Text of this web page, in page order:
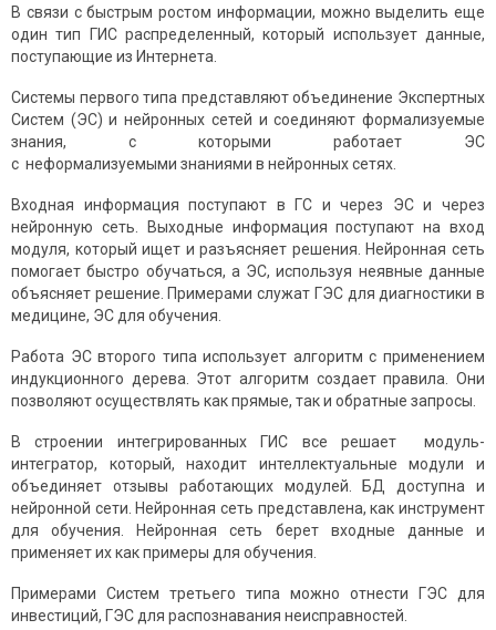
В связи с быстрым ростом информации, можно выделить еще
один тип ГИС распределенный, который использует данные,
поступающие из Интернета.
Системы первого типа представляют объединение Экспертных
Систем (ЭС) и нейронных сетей и соединяют формализуемые
знания, с которыми работает ЭС
с неформализуемыми знаниями в нейронных сетях.
Входная информация поступают в ГС и через ЭС и через
нейронную сеть. Выходные информация поступают на вход
модуля, который ищет и разъясняет решения. Нейронная сеть
помогает быстро обучаться, а ЭС, используя неявные данные
объясняет решение. Примерами служат ГЭС для диагностики в
медицине, ЭС для обучения.
Работа ЭС второго типа использует алгоритм с применением
индукционного дерева. Этот алгоритм создает правила. Они
позволяют осуществлять как прямые, так и обратные запросы.
В строении интегрированных ГИС все решает модуль-
интегратор, который, находит интеллектуальные модули и
объединяет отзывы работающих модулей. БД доступна и
нейронной сети. Нейронная сеть представлена, как инструмент
для обучения. Нейронная сеть берет входные данные и
применяет их как примеры для обучения.
Примерами Систем третьего типа можно отнести ГЭС для
инвестиций, ГЭС для распознавания неисправностей.